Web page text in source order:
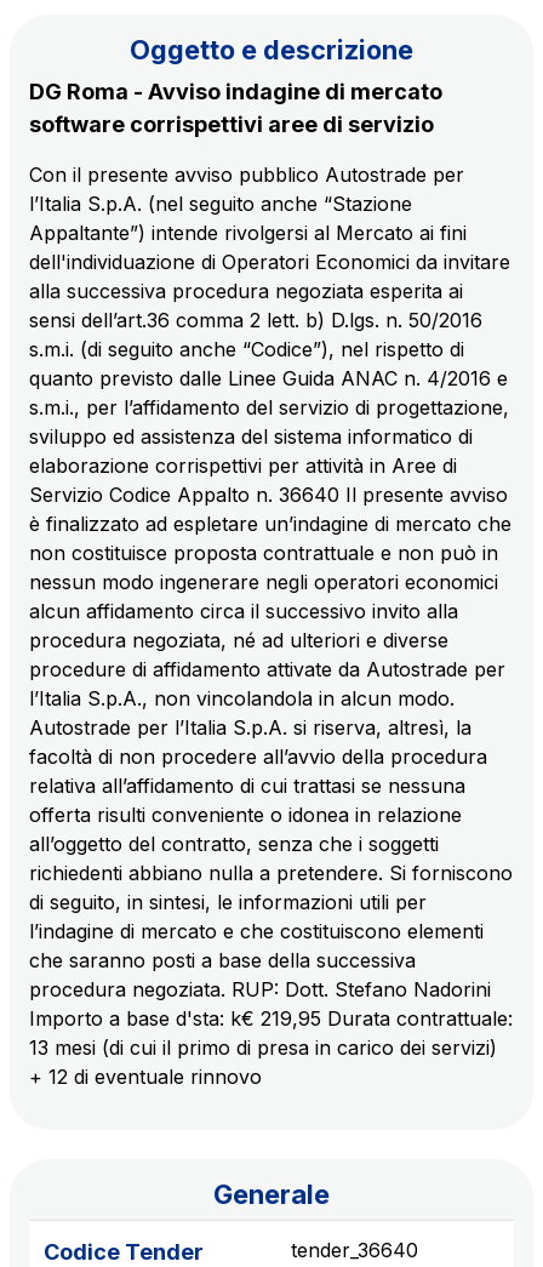
Movyon
L'operatore tecnologico per l'integrazione di
soluzioni di Intelligent Transport Systems
Tecne
La società di ingegneria del gruppo Autostrade per
l’Italia
Amplia
Società leader in Italia nella realizzazione di
infrastrutture complesse
Elgea
Produzione e vendita di energia da fonti rinnovabili
AdMoving
spazi, servizi pubblicitari, gestione eventi nelle aree
di servizio
YouVerse
servizi amministrativi, generali, gestione immobili
Giovia
attività di pulizia su piazzali esterni, superfici a verde
e servizi igienici
Società Italiana per il Traforo del Monte Bianco
S.p.A.
Km rete: 6
Scadenza concessione: 2032
Scopri la nostra App
Inquadra il QR Code con la fotocamera del tuo
cellulare per scaricare l’App
Vai alla pagina
Oggetto e descrizione
DG Roma - Avviso indagine di mercato
software corrispettivi aree di servizio
Con il presente avviso pubblico Autostrade per
l’Italia S.p.A. (nel seguito anche “Stazione
Appaltante”) intende rivolgersi al Mercato ai fini
dell'individuazione di Operatori Economici da invitare
alla successiva procedura negoziata esperita ai
sensi dell’art.36 comma 2 lett. b) D.lgs. n. 50/2016
s.m.i. (di seguito anche “Codice”), nel rispetto di
quanto previsto dalle Linee Guida ANAC n. 4/2016 e
s.m.i., per l’affidamento del servizio di progettazione,
sviluppo ed assistenza del sistema informatico di
elaborazione corrispettivi per attività in Aree di
Servizio Codice Appalto n. 36640 Il presente avviso
è finalizzato ad espletare un’indagine di mercato che
non costituisce proposta contrattuale e non può in
nessun modo ingenerare negli operatori economici
alcun affidamento circa il successivo invito alla
procedura negoziata, né ad ulteriori e diverse
procedure di affidamento attivate da Autostrade per
l’Italia S.p.A., non vincolandola in alcun modo.
Autostrade per l’Italia S.p.A. si riserva, altresì, la
facoltà di non procedere all’avvio della procedura
relativa all’affidamento di cui trattasi se nessuna
offerta risulti conveniente o idonea in relazione
all’oggetto del contratto, senza che i soggetti
richiedenti abbiano nulla a pretendere. Si forniscono
di seguito, in sintesi, le informazioni utili per
l’indagine di mercato e che costituiscono elementi
che saranno posti a base della successiva
procedura negoziata. RUP: Dott. Stefano Nadorini
Importo a base d'sta: k€ 219,95 Durata contrattuale:
13 mesi (di cui il primo di presa in carico dei servizi)
+ 12 di eventuale rinnovo
Generale
Codice Tender tender_36640